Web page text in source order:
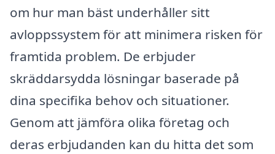
om hur man bäst underhåller sitt
avloppssystem för att minimera risken för
framtida problem. De erbjuder
skräddarsydda lösningar baserade på
dina specifika behov och situationer.
Genom att jämföra olika företag och
deras erbjudanden kan du hitta det som